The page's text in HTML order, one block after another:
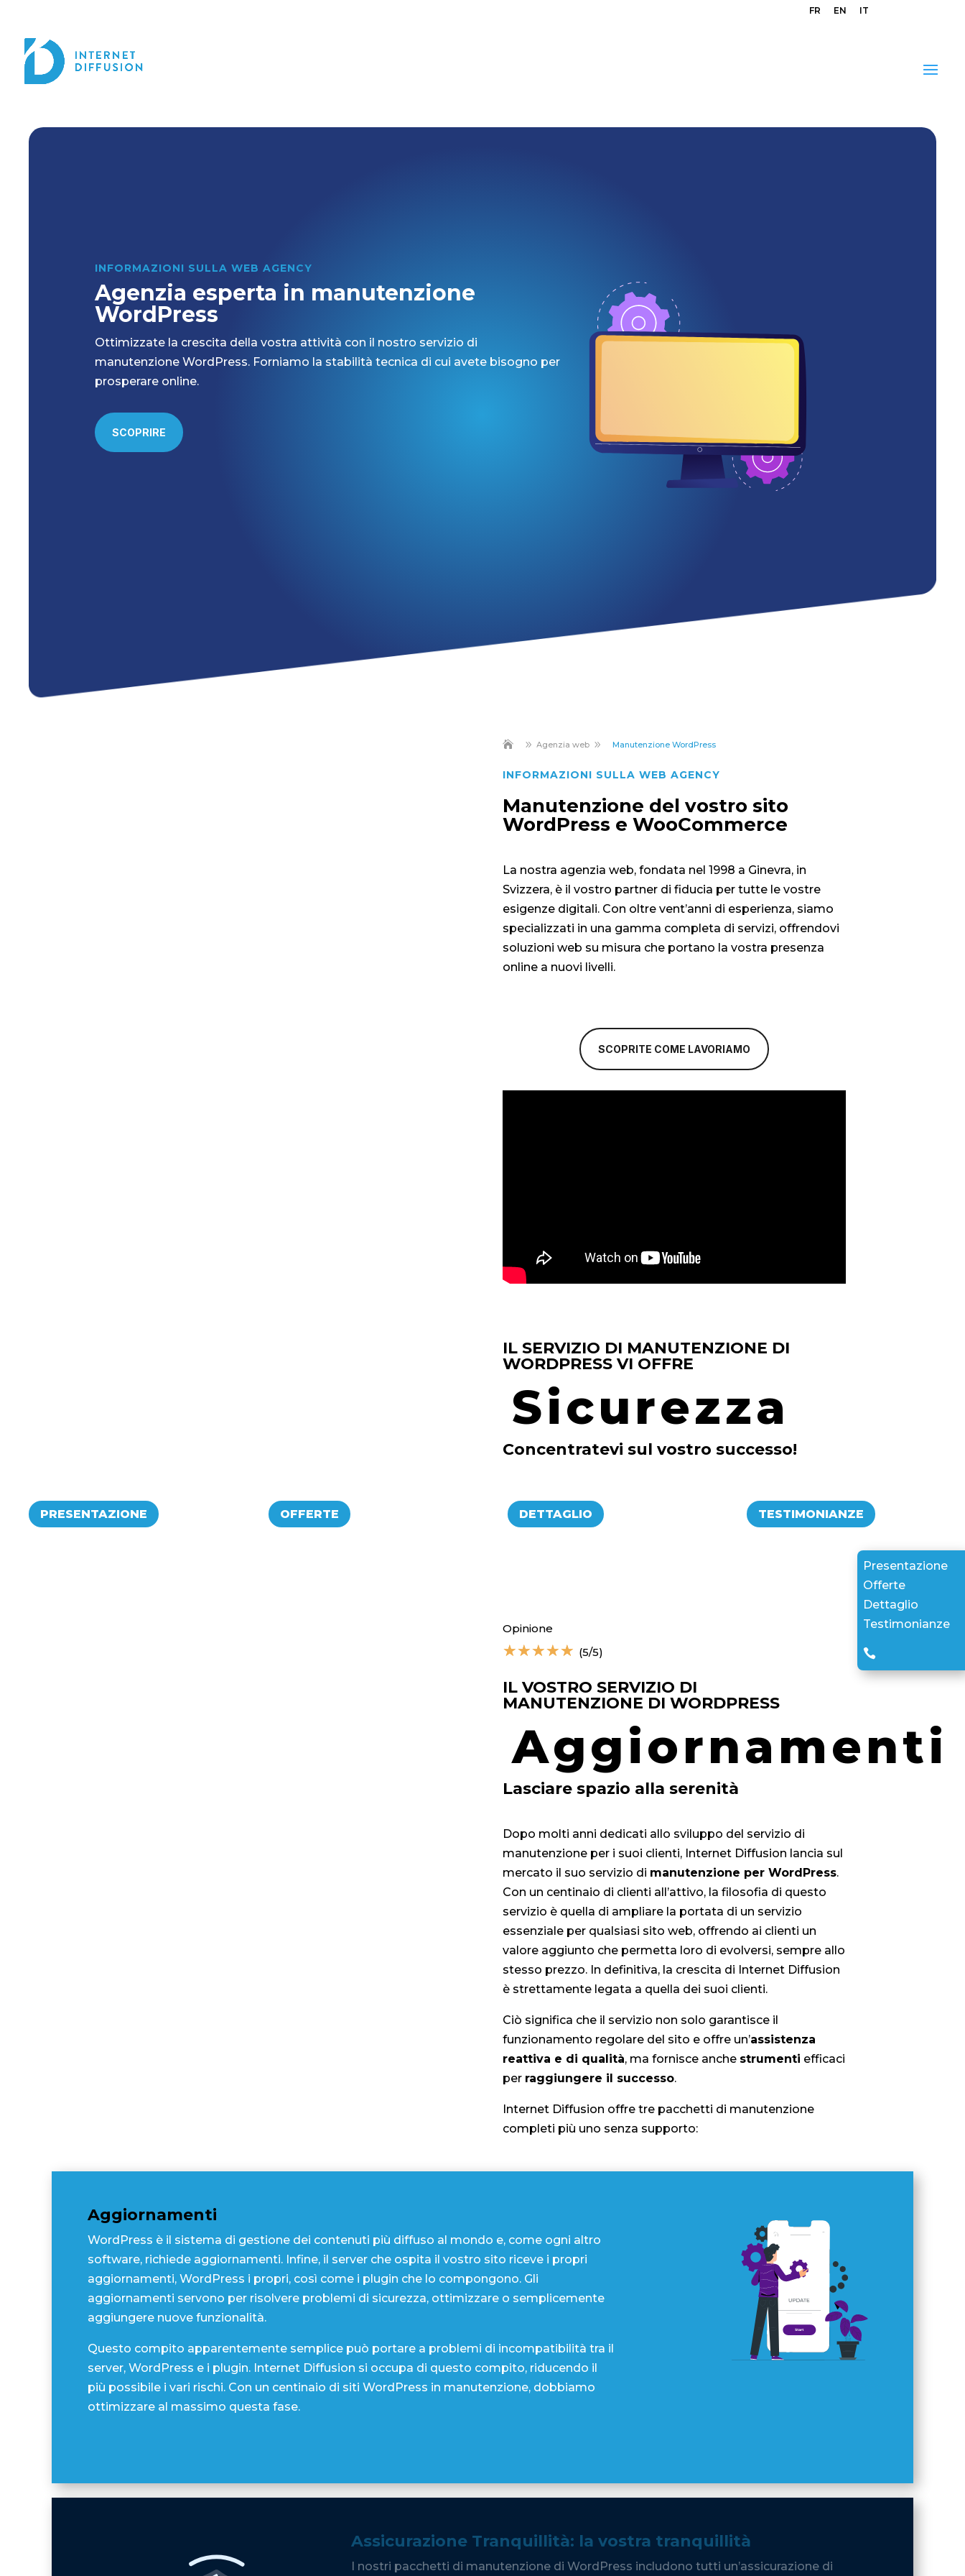
FR EN IT
INFORMAZIONI SULLA WEB AGENCY
Agenzia esperta in manutenzione
WordPress
Ottimizzate la crescita della vostra attività con il nostro servizio di
manutenzione WordPress. Forniamo la stabilità tecnica di cui avete bisogno per
prosperare online.
SCOPRIRE
Presentazione
Offerte
Dettaglio
Testimonianze

9 Agenzia web 9 Manutenzione WordPress
INFORMAZIONI SULLA WEB AGENCY
Manutenzione del vostro sito
WordPress e WooCommerce
La nostra agenzia web, fondata nel 1998 a Ginevra, in
Svizzera, è il vostro partner di fiducia per tutte le vostre
esigenze digitali. Con oltre vent’anni di esperienza, siamo
specializzati in una gamma completa di servizi, offrendovi
soluzioni web su misura che portano la vostra presenza
online a nuovi livelli.
SCOPRITE COME LAVORIAMO
IL SERVIZIO DI MANUTENZIONE DI
WORDPRESS VI OFFRE
Serenità
Concentratevi sul vostro successo!
PRESENTAZIONE OFFERTE DETTAGLIO TESTIMONIANZE
Opinione
☆☆☆☆☆ (5/5)
IL VOSTRO SERVIZIO DI
MANUTENZIONE DI WORDPRESS
Assicurazione
per la
tranquillità
Lasciare spazio alla serenità
Dopo molti anni dedicati allo sviluppo del servizio di
manutenzione per i suoi clienti, Internet Diffusion lancia sul
mercato il suo servizio di
manutenzione per WordPress
Con un centinaio di clienti all’attivo, la filosofia di questo
servizio è quella di ampliare la portata di un servizio
essenziale per qualsiasi sito web, offrendo ai clienti un
stesso prezzo. In definitiva, la crescita di Internet Diffusion
è strettamente legata a quella dei suoi clienti.
Internet Diffusion offre tre pacchetti di manutenzione
completi più uno senza supporto:
Aggiornamenti
Questo compito apparentemente semplice può portare a problemi di incompatibilità tra il